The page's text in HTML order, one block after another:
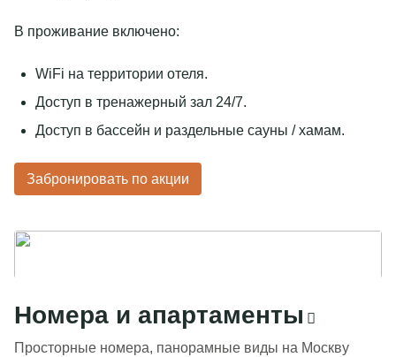
В проживание включено:
WiFi на территории отеля.
Доступ в тренажерный зал 24/7.
Доступ в бассейн и раздельные сауны / хамам.
Забронировать по акции
Номера и апартаменты
Просторные номера, панорамные виды на Москву